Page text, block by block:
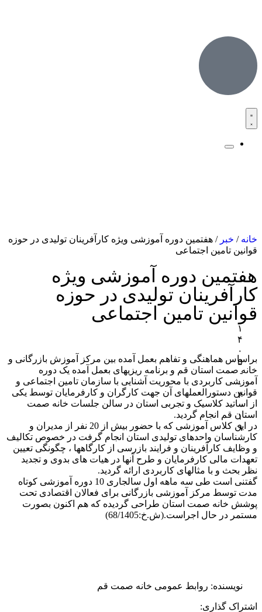
خانه / خبر / هفتمین دوره آموزشی ویژه کارآفرینان تولیدی در حوزه
قوانین تامین اجتماعی
هفتمین دوره آموزشی ویژه
کارآفرینان تولیدی در حوزه
قوانین تامین اجتماعی
۱
۴
۰
۵
-
۰
۳
-
۱
۹
براساس هماهنگی و تفاهم بعمل آمده بین مرکز آموزش بازرگانی و
خانه صمت استان قم و برنامه ریزیهای بعمل آمده یک دوره
آموزشی کاربردی با محوریت آشنایی با سازمان تامین اجتماعی و
قوانین دستورالعملهای آن جهت کارگران و کارفرمایان توسط یکی
از اساتید کلاسیک و تجربی استان در سالن جلسات خانه صمت
استان قم انجام گردید.
در این کلاس آموزشی که با حضور بیش از 20 نفر از مدیران و
کارشناسان واحدهای تولیدی استان انجام گرفت در خصوص تکالیف
و وظایف کارآفرینان و فرایند بازرسی از کارگاهها ، چگونگی تعیین
تعهدات مالی کارفرمایان و طرح آنها در هیات های بدوی و تجدید
نظر بحث و با مثالهای کاربردی ارائه گردید.
گفتنی است طی سه ماهه اول سالجاری 10 دوره آموزشی کوتاه
مدت توسط مرکز آموزشی بازرگانی برای فعالان اقتصادی تحت
پوشش خانه صمت استان طراحی گردیده که هم اکنون بصورت
مستمر در حال اجراست.(ش.خ:68/1405)
نویسنده: روابط عمومی خانه صمت قم
اشتراک گذاری: